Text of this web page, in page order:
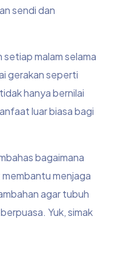
sendi dan
malam selama
gerakan seperti
hanya bernilai
luar biasa bagi
bagaimana
menjaga
agar tubuh
Yuk, simak